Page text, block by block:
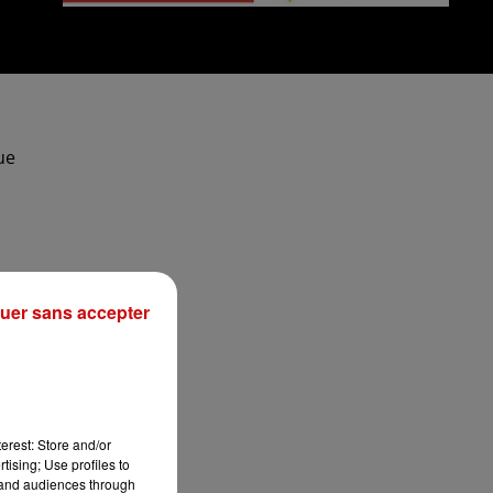
Store and/or
Use profiles to
audiences through
sans accepter